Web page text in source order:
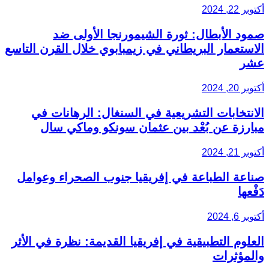
أكتوبر 22, 2024
صمود الأبطال: ثورة الشيمورنجا الأولى ضد
الاستعمار البريطاني في زيمبابوي خلال القرن التاسع
عشر
أكتوبر 20, 2024
الانتخابات التشريعية في السنغال: الرهانات في
مبارزة عن بُعْد بين عثمان سونكو وماكي سال
أكتوبر 21, 2024
صناعة الطباعة في إفريقيا جنوب الصحراء وعوامل
دَفْعها
أكتوبر 6, 2024
العلوم التطبيقية في إفريقيا القديمة: نظرة في الأثر
والمؤثرات